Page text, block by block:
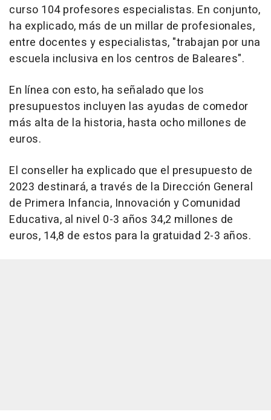
curso 104 profesores especialistas. En conjunto,
ha explicado, más de un millar de profesionales,
entre docentes y especialistas, "trabajan por una
escuela inclusiva en los centros de Baleares".
En línea con esto, ha señalado que los
presupuestos incluyen las ayudas de comedor
más alta de la historia, hasta ocho millones de
euros.
El conseller ha explicado que el presupuesto de
2023 destinará, a través de la Dirección General
de Primera Infancia, Innovación y Comunidad
Educativa, al nivel 0-3 años 34,2 millones de
euros, 14,8 de estos para la gratuidad 2-3 años.